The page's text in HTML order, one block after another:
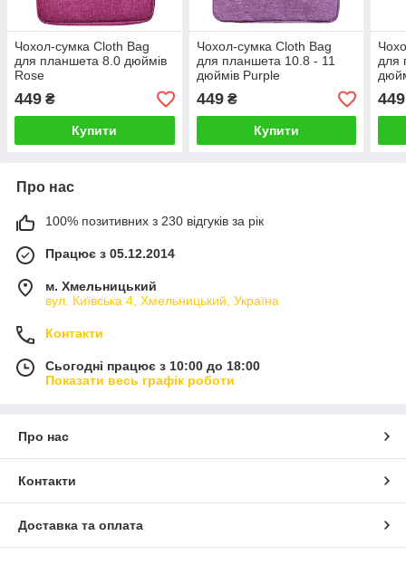
Чохол-сумка Cloth Bag
для планшета 8.0 дюймів
Rose
449 ₴
Купити
Чохол-сумка Cloth Bag
для планшета 10.8 - 11
дюймів Purple
449₴
Купити
для
449
Про нас
100% позитивних з 230 відгуків за рік
Працює з 05.12.2014
м. Хмельницький
вул. Київська 4, Хмельницький, Україна
Контакти
Сьогодні працює з 10:00 до 18:00
Показати весь графік роботи
Про нас
Контакти
Доставка та оплата